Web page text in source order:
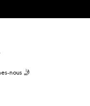
nous 🤳